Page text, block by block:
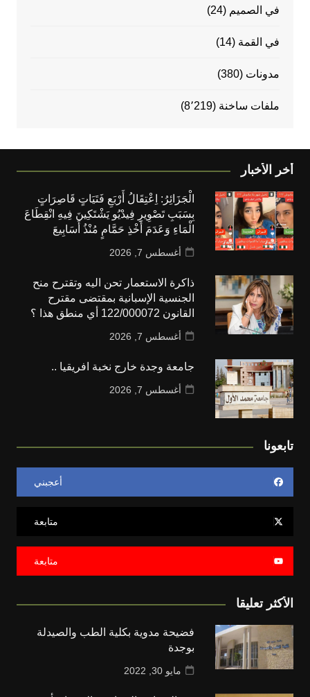
في الصميم (24)
في القمة (14)
مدونات (380)
ملفات ساخنة (8٬219)
أخر الأخبار
الْجَزَائِرُ: اِعْتِقَالُ أَرْبَعِ فَتَيَاتٍ قَاصِرَاتٍ
بِسَبَبِ تَصْوِيرِ فِيدْيُو يَشْتَكِينَ فِيهِ انْقِطَاعَ
الْمَاءِ وَعَدَمَ أَخْذِ حَمَّامٍ مُنْذُ أَسَابِيعَ
أغسطس 7, 2026
ذاكرة الاستعمار تحن اليه وتقترح منح
الجنسية الإسبانية بمقتضى مقترح
القانون 122/000072 أي منطق هذا ؟
أغسطس 7, 2026
جامعة وجدة خارج نخبة افريقيا ..
أغسطس 7, 2026
تابعونا
أعجبني
متابعة
متابعة
الأكثر تعليقا
فضيحة مدوية بكلية الطب والصيدلة
بوجدة
مايو 30, 2022